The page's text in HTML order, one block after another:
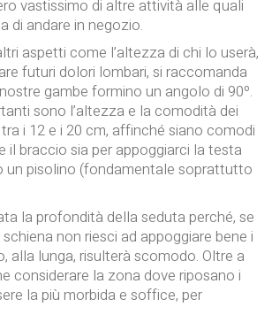
vastissimo di altre attività alle quali
di andare in negozio.
aspetti come l’altezza di chi lo userà,
futuri dolori lombari, si raccomanda
gambe formino un angolo di 90º.
sono l’altezza e la comodità dei
i 12 e i 20 cm, affinché siano comodi
il braccio sia per appoggiarci la testa
un pisolino (fondamentale soprattutto
la profondità della seduta perché, se
non riesci ad appoggiare bene i
alla lunga, risulterà scomodo. Oltre a
considerare la zona dove riposano i
la più morbida e soffice, per